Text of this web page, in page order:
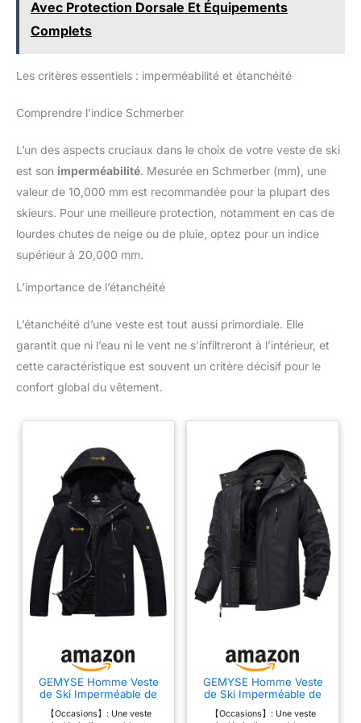
fête des pères, ou toute autre
occasion spéciale sont des
moments propices pour faire
Avec Protection Dorsale Et Équipements
Complets
Les critères essentiels : imperméabilité et étanchéité
Comprendre l’indice Schmerber
L’un des aspects cruciaux dans le choix de votre veste de ski
est son imperméabilité. Mesurée en Schmerber (mm), une
valeur de 10,000 mm est recommandée pour la plupart des
skieurs. Pour une meilleure protection, notamment en cas de
lourdes chutes de neige ou de pluie, optez pour un indice
supérieur à 20,000 mm.
L’importance de l’étanchéité
L’étanchéité d’une veste est tout aussi primordiale. Elle
garantit que ni l’eau ni le vent ne s’infiltreront à l’intérieur, et
cette caractéristique est souvent un critère décisif pour le
confort global du vêtement.
GEMYSE Homme Veste
de Ski Imperméable de
Montagne Manteau
d'hiver Extérieur en
【Occasions】: Une veste
GEMYSE Homme Veste
de Ski Imperméable de
Montagne Manteau
d'hiver Extérieur en
【Occasions】: Une veste